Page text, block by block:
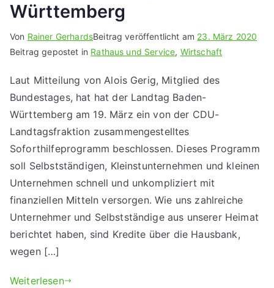
Württemberg
Von Rainer GerhardsBeitrag veröffentlicht am 23. März 2020
Beitrag gepostet in Rathaus und Service, Wirtschaft
Laut Mitteilung von Alois Gerig, Mitglied des
Bundestages, hat hat der Landtag Baden-
Württemberg am 19. März ein von der CDU-
Landtagsfraktion zusammengestelltes
Soforthilfeprogramm beschlossen. Dieses Programm
soll Selbstständigen, Kleinstunternehmen und kleinen
Unternehmen schnell und unkompliziert mit
finanziellen Mitteln versorgen. Wie uns zahlreiche
Unternehmer und Selbstständige aus unserer Heimat
berichtet haben, sind Kredite über die Hausbank,
wegen […]
Weiterlesen